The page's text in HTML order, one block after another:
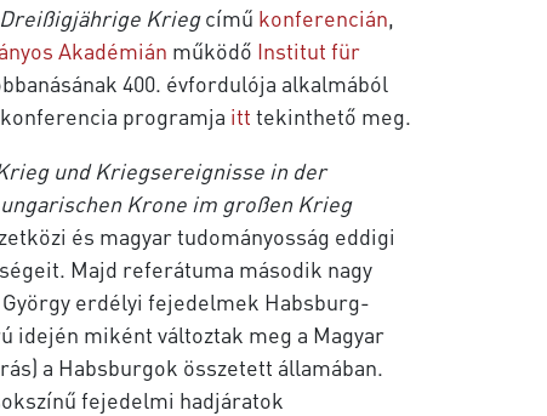
Kriegcímű konferencián,
Akadémián működő Institut für
400. évfordulója alkalmából
programja itt tekinthető meg.
und Kriegsereignisse in der
Krone im großen Krieg
és magyar tudományosság eddigi
Majd referátuma második nagy
erdélyi fejedelmek Habsburg-
idején miként változtak meg a Magyar
a Habsburgok összetett államában.
fejedelmi hadjáratok